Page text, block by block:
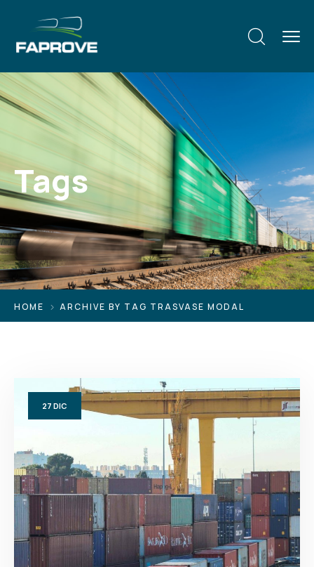
Tags
HOME ARCHIVE BY TAG TRASVASE MODAL
27 DIC